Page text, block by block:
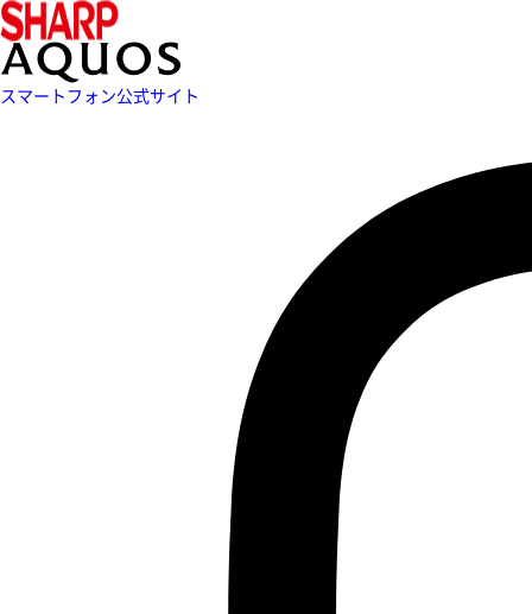
スマートフォン公式サイト